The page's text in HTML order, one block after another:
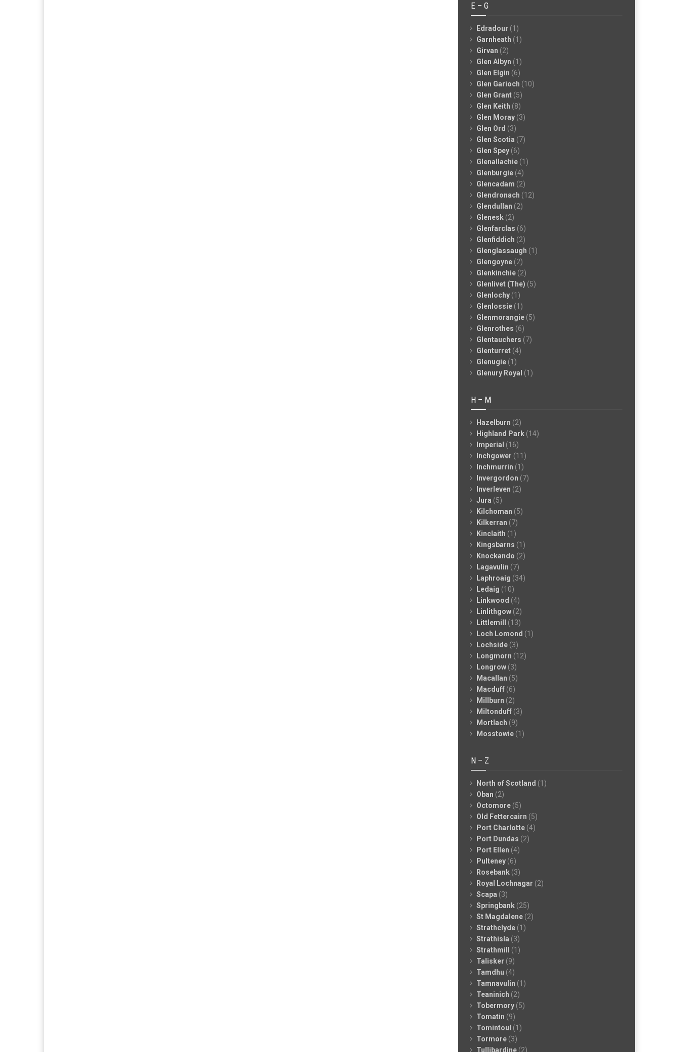
E – G
Edradour (1)
Garnheath (1)
Girvan (2)
Glen Albyn (1)
Glen Elgin (6)
Glen Garioch (10)
Glen Grant (5)
Glen Keith (8)
Glen Moray (3)
Glen Ord (3)
Glen Scotia (7)
Glen Spey (6)
Glenallachie (1)
Glenburgie (4)
Glencadam (2)
Glendronach (12)
Glendullan (2)
Glenesk (2)
Glenfarclas (6)
Glenfiddich (2)
Glenglassaugh (1)
Glengoyne (2)
Glenkinchie (2)
Glenlivet (The) (5)
Glenlochy (1)
Glenlossie (1)
Glenmorangie (5)
Glenrothes (6)
Glentauchers (7)
Glenturret (4)
Glenugie (1)
Glenury Royal (1)
H – M
Hazelburn (2)
Highland Park (14)
Imperial (16)
Inchgower (11)
Inchmurrin (1)
Invergordon (7)
Inverleven (2)
Jura (5)
Kilchoman (5)
Kilkerran (7)
Kinclaith (1)
Kingsbarns (1)
Knockando (2)
Lagavulin (7)
Laphroaig (34)
Ledaig (10)
Linkwood (4)
Linlithgow (2)
Littlemill
(13)
Loch Lomond (1)
Lochside (3)
Longmorn (12)
Longrow (3)
Macallan (5)
Macduff (6)
Millburn (2)
Miltonduff (3)
Mortlach (9)
Mosstowie (1)
N – Z
North of Scotland (1)
Oban (2)
Octomore (5)
Old Fettercairn (5)
Port Charlotte (4)
Port Dundas (2)
Port Ellen (4)
Pulteney (6)
Rosebank (3)
Royal Lochnagar (2)
Scapa (3)
Springbank (25)
St Magdalene (2)
Strathclyde (1)
Strathisla (3)
Strathmill
(1)
Talisker (9)
Tamdhu (4)
Tamnavulin (1)
Teaninich (2)
Tobermory (5)
Tomatin (9)
Tomintoul (1)
Tormore (3)
Tullibardine (2)